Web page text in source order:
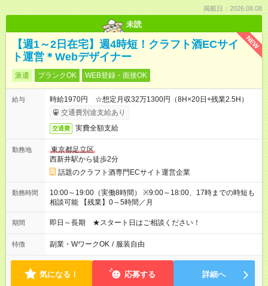
掲載日：2026.08.08
未読
NEW
【週1～2日在宅】週4時短！クラフト酒ECサイ
ト運営＊Webデザイナー
派遣 ブランクOK WEB登録・面接OK
給与
時給1970円 ☆想定月収32万1300円（8H×20日+残業2.5H）
交通費別途支給あり
交通費 実費全額支給
勤務地
東京都足立区
西新井駅から徒歩2分
話題のクラフト酒専門ECサイト運営企業
勤務時間
10:00～19:00（実働8時間） ※9:00～18:00、17時までの時短も
相談可能 【残業】0～5時間／月
期間 即日～長期 ★スタート日はご相談ください！
特徴 副業・WワークOK / 服装自由
気になる！ 応募する 詳細へ